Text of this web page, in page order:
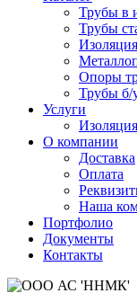
Трубы в
Трубы
Опоры
Трубы б/
Услуги
О компании
Доставка
Оплата
Наша
Портфолио
Документы
Контакты